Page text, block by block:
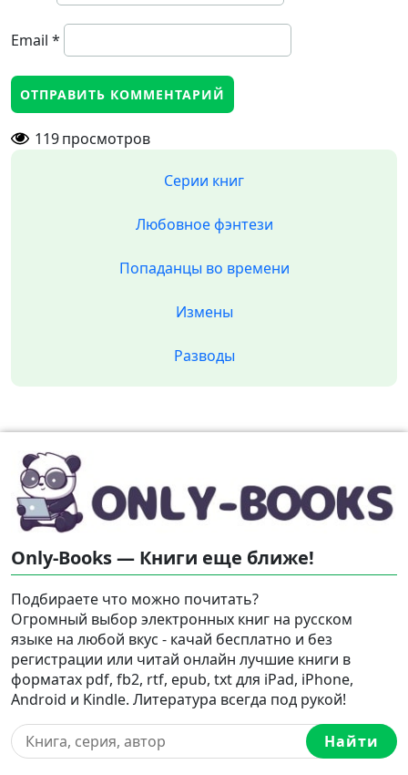
Email *
119просмотров
Серии книг
Любовное фэнтези
Попаданцы во времени
Измены
Разводы
Only-Books — Книги еще ближе!
Подбираете что можно почитать?
Огромный выбор электронных книг на русском
языке на любой вкус - качай бесплатно и без
регистрации или читай онлайн лучшие книги в
форматах pdf, fb2, rtf, epub, txt для iPad, iPhone,
Android и Kindle. Литература всегда под рукой!
Найти